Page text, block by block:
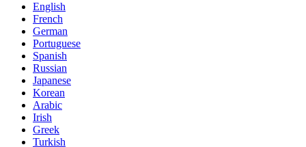
English
French
German
Portuguese
Spanish
Russian
Japanese
Korean
Arabic
Irish
Greek
Turkish